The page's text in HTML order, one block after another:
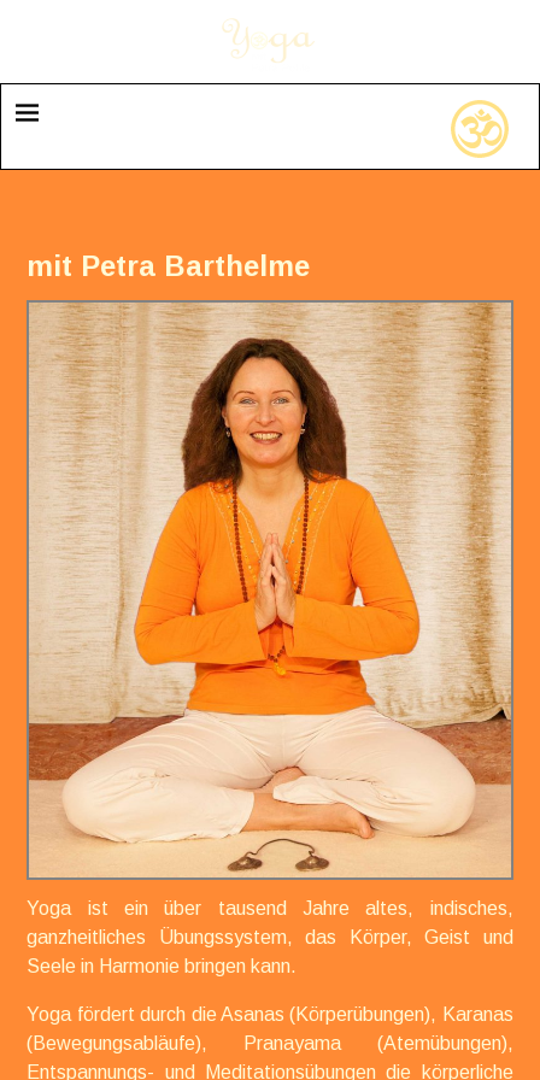
mit Petra Barthelme
Yoga ist ein über tausend Jahre altes,
indisches,
ganzheitliches Übungssystem, das Körper, Geist und
Seele in Harmonie bringen kann.
Yoga fördert durch die Asanas (Körperübungen), Karanas
(Bewegungsabläufe), Pranayama (Atemübungen),
Entspannungs- und Meditationsübungen die körperliche